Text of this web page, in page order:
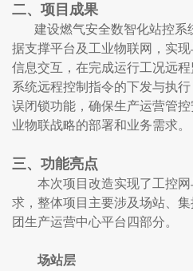
二、项目成果
建设燃气安全数智化站控系
据支撑平台及工业物联网，实
信息交互，在完成运行工况远
系统远程控制指令的下发与执
误闭锁功能，确保生产运营管
业物联战略的部署和业务需求。
三、功能亮点
本次项目改造实现了工控
求，整体项目主要涉及场站、
团生产运营中心平台四部分。
场站层